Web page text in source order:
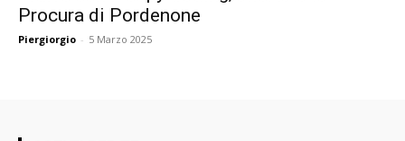
Procura di Pordenone
Piergiorgio - 5 Marzo 2025